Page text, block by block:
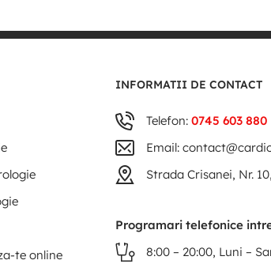
te online
INFORMATII DE CONTACT
Telefon:0745 603 880
Email:
Strada Crisanei, Nr.
Programari telefonice
8:00 – 20:00, Luni –